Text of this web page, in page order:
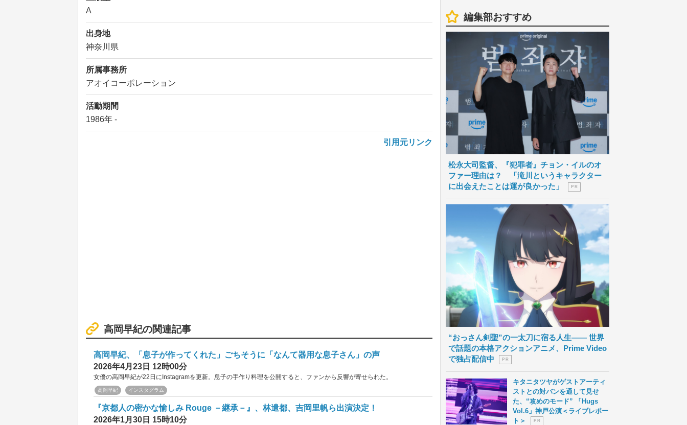
A
出身地
神奈川県
所属事務所
アオイコーポレーション
活動期間
1986年 -
引用元リンク
高岡早紀の関連記事
高岡早紀、「息子が作ってくれた」ごちそうに「なんて器用な息子さん」の声
2026年4月23日 12時00分
女優の高岡早紀が22日にInstagramを更新。息子の手作り料理を公開すると、ファンから反響が寄せられた。
高岡早紀 インスタグラム
『京都人の密かな愉しみ Rouge －継承－』、林遣都、吉岡里帆ら出演決定！
2026年1月30日 15時10分
編集部おすすめ
松永大司監督、『犯罪者』チョン・イルのオ
ファー理由は？ 「滝川というキャラクター
に出会えたことは運が良かった」
P R
“おっさん剣聖”の一太刀に宿る人生―― 世界
で話題の本格アクションアニメ、Prime Video
で独占配信中
P R
キタニタツヤがゲストアーティ
ストとの対バンを通して見せ
た、“攻めのモード” 「Hugs
Vol.6」神戸公演＜ライブレポー
ト＞
P R